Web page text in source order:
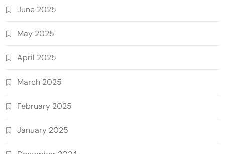
June 2025
May 2025
April 2025
March 2025
February 2025
January 2025